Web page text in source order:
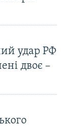
удар РФ
двоє –